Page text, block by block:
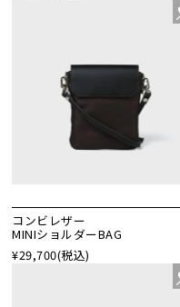
コンビレザー
MINIショルダーBAG
¥29,700(税込)